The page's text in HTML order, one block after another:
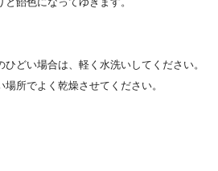
どい場合は、軽く水洗いしてください。
所でよく乾燥させてください。